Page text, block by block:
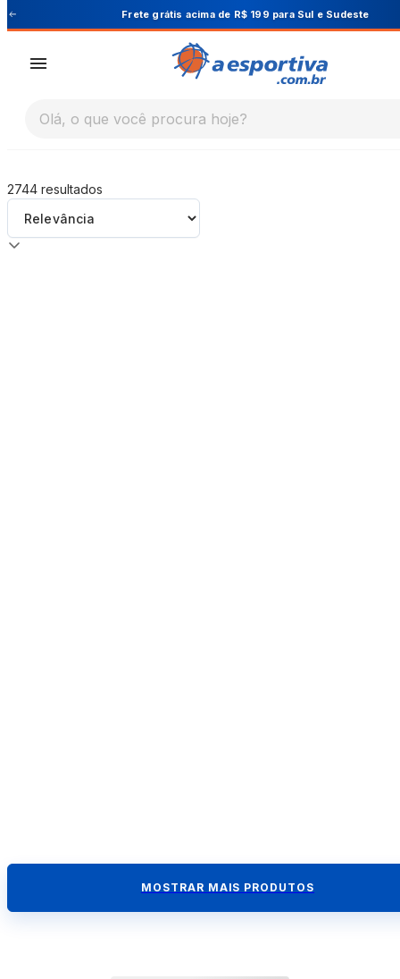
A Esportiva Frete grátis acima de R$ 199 para Sul e Sudeste
Olá, o que você procura hoje?
2744 resultados
MOSTRAR MAIS PRODUTOS